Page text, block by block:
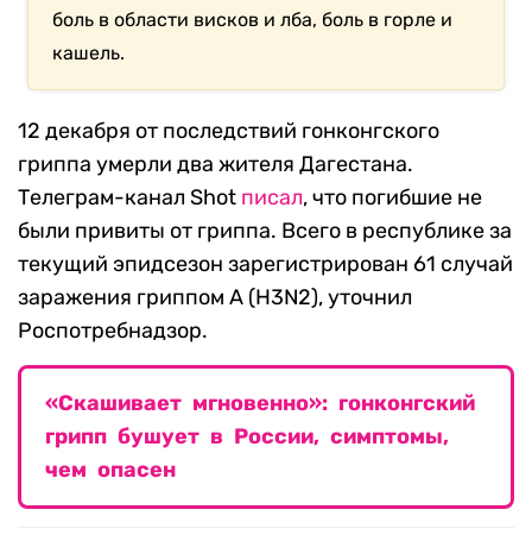
боль в области висков и лба, боль в горле и
кашель.
12 декабря от последствий гонконгского
гриппа умерли два жителя Дагестана.
Телеграм-канал Shot писал, что погибшие не
были привиты от гриппа. Всего в республике за
текущий эпидсезон зарегистрирован 61 случай
заражения гриппом А (Н3N2), уточнил
Роспотребнадзор.
«Скашивает мгновенно»: гонконгский
грипп бушует в России, симптомы,
чем опасен